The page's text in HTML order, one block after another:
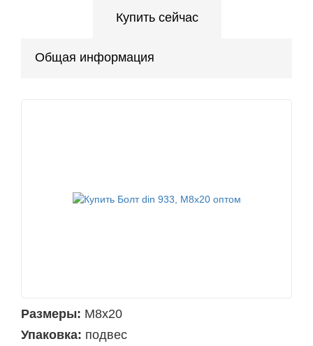
Купить сейчас
Общая информация
Размеры: М8х20
Упаковка: подвес